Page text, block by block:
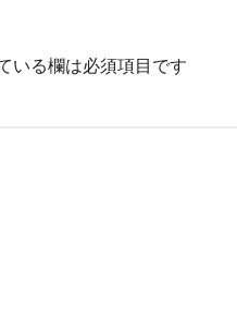
いる欄は必須項目です